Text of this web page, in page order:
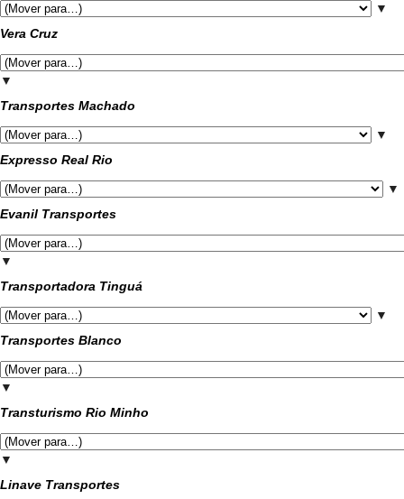
▼
Vera Cruz
▼
Transportes Machado
▼
Expresso Real Rio
▼
Evanil Transportes
▼
Transportadora Tinguá
▼
Transportes Blanco
▼
Transturismo Rio Minho
▼
Linave Transportes